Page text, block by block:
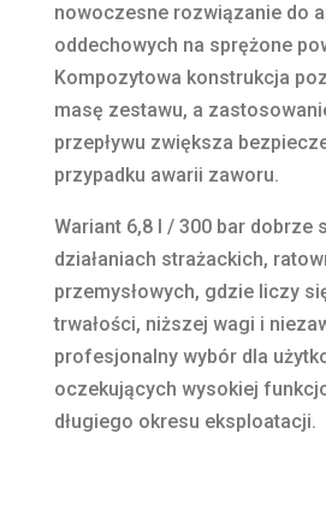
nowoczesne rozwiązanie do
oddechowych na sprężone
Kompozytowa konstrukcja
masę zestawu, a
przepływu zwiększa
przypadku awarii zaworu.
Wariant 6,8 l / 300 bar dobrze
działaniach strażackich,
przemysłowych, gdzie liczy
trwałości, niższej wagi i
profesjonalny wybór dla
oczekujących wysokiej
długiego okresu eksploatacji.